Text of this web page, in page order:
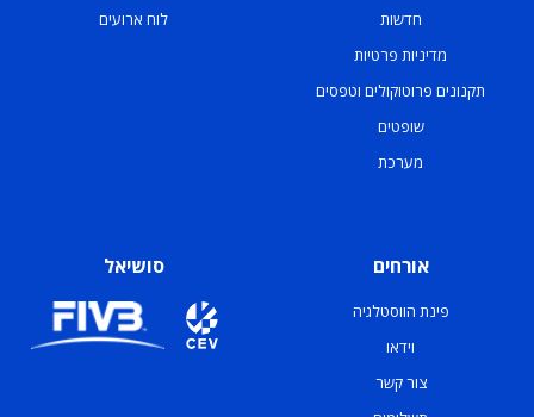
חדשות
מדיניות פרטיות
תקנונים פרוטוקולים וטפסים
שופטים
מערכת
לוח ארועים
אורחים
פינת הווסטלגיה
וידאו
צור קשר
סושיאל